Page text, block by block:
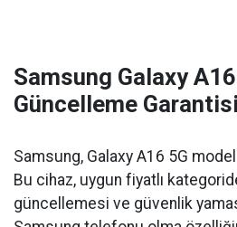
Samsung Galaxy A16
Güncelleme Garantisi
Samsung, Galaxy A16 5G
Bu cihaz, uygun fiyatlı
güncellemesi ve güvenlik